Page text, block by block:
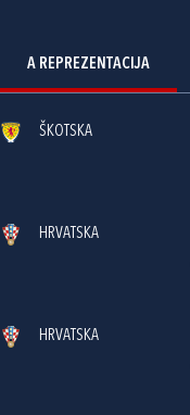
A REPREZENTACIJA
ŠKOTSKA
HRVATSKA
HRVATSKA